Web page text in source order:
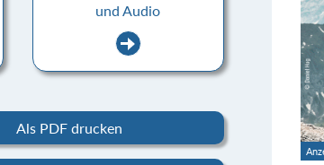
und Audio
Als PDF drucken